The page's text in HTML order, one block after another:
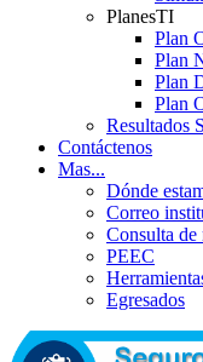
PlanesTI
Plan
Plan
Plan
Plan
Resultados
Contáctenos
Mas...
Dónde
Correo
Consulta de
PEEC
Egresados